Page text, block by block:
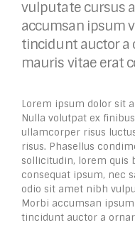
vulputate cursus
accumsan ipsum
tincidunt auctor a
mauris vitae erat
Lorem ipsum dolor sit
Nulla volutpat ex
ullamcorper risus
risus. Phasellus
sollicitudin, lorem quis
consequat ipsum, nec
odio sit amet nibh
Morbi accumsan
tincidunt auctor a